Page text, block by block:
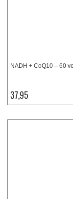
NADH + CoQ10 – 60
37,95